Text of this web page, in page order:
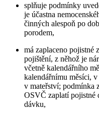
splňuje podmínky
je účastna
činných alespoň po
porodem,
má zaplaceno pojistné
pojištění, z něhož je
včetně kalendářního
kalendářnímu měsíci,
v mateřství; podmínka
OSVČ zaplatí pojistné
dávku,